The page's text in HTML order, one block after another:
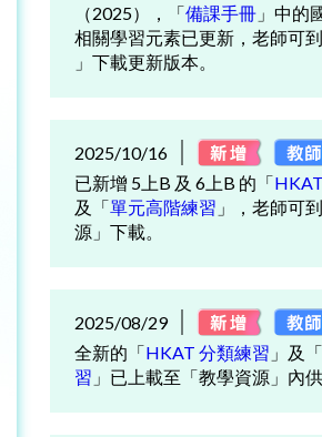
（2025），「備課手冊 」中的
相關學習元素已更新，老師可
」下載更新版本。
2025/10/16
已新增 5上B 及 6上B 的「
及「單元高階練習 」，老師可
源」下載。
2025/08/29
全新的「HKAT 分類練習 」及「
習 」已上載至「教學資源」內